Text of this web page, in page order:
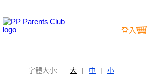
登入
字體大小: 大 | 中 | 小